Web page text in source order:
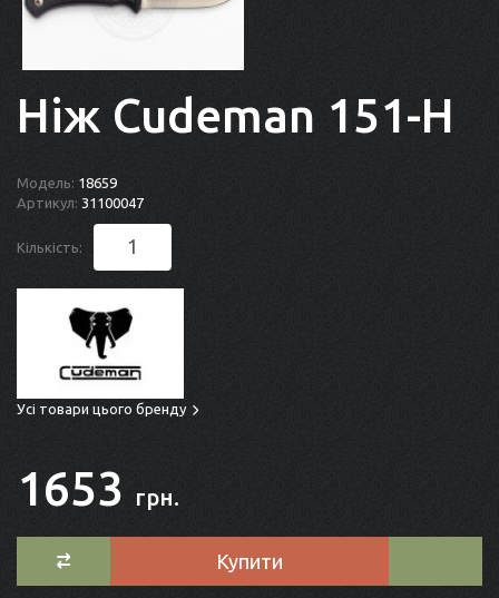
Ніж Cudeman 151-H
Модель: 18659
Артикул: 31100047
Кількість:
Усі товари цього бренду
1653 грн.
Купити